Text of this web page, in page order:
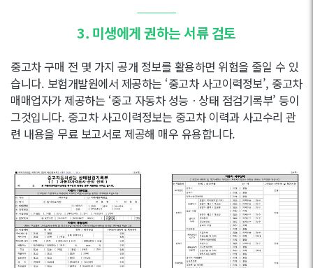
———
3. 미생에게 권하는 서류 검토
중고차 구매 전 몇 가지 공개 정보를 활용하면 위험을 줄일 수 있
습니다. 보험개발원에서 제공하는 ‘중고차 사고이력정보’, 중고차
매매업자가 제공하는 ‘중고 자동차 성능ㆍ상태 점검기록부’ 등이
그것입니다. 중고차 사고이력정보는 중고차 이력과 사고수리 관
련 내용을 무료 보고서로 제공해 매우 유용합니다.